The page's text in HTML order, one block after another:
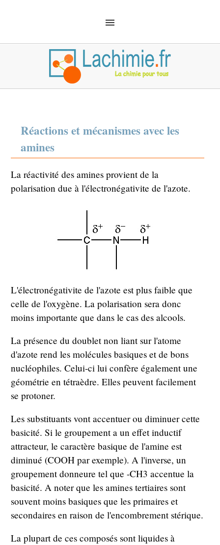
ACCUEIL
SOLUTIONS
CHIMIE ANALYTIQUE
CHIMIE ORGANIQUE
MÉCANIQUE QUANTIQUE
Réactions et mécanismes avec les
amines
La réactivité des amines provient de la
polarisation due à l'électronégativite de l'azote.
L'électronégativite de l'azote est plus faible que
celle de l'oxygène. La polarisation sera donc
moins importante que dans le cas des alcools.
La présence du doublet non liant sur l'atome
d'azote rend les molécules basiques et de bons
nucléophiles. Celui-ci lui confère également une
géométrie en tétraèdre. Elles peuvent facilement
se protoner.
Les substituants vont accentuer ou diminuer cette
basicité. Si le groupement a un effet inductif
attracteur, le caractère basique de l'amine est
diminué (COOH par exemple). A l'inverse, un
groupement donneure tel que -CH3 accentue la
basicité. A noter que les amines tertiaires sont
souvent moins basiques que les primaires et
secondaires en raison de l'encombrement stérique.
La plupart de ces composés sont liquides à